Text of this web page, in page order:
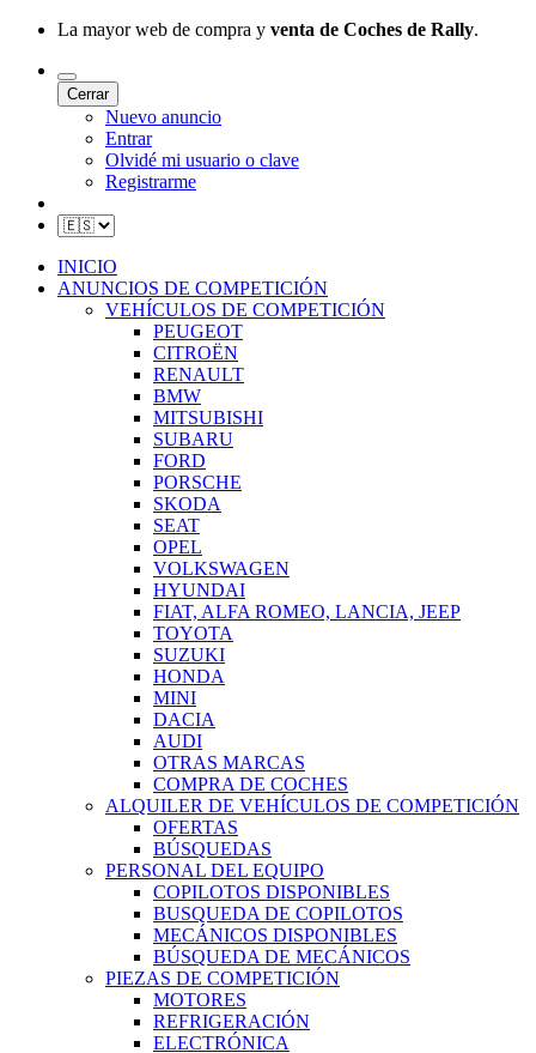
La mayor web de compra y venta de Coches de Rally.
Cerrar
Nuevo anuncio
Entrar
Olvidé mi usuario o clave
Registrarme
INICIO
ANUNCIOS DE COMPETICIÓN
VEHÍCULOS DE COMPETICIÓN
PEUGEOT
CITROËN
RENAULT
BMW
MITSUBISHI
SUBARU
FORD
PORSCHE
SKODA
SEAT
OPEL
VOLKSWAGEN
HYUNDAI
FIAT, ALFA ROMEO, LANCIA, JEEP
TOYOTA
SUZUKI
HONDA
MINI
DACIA
AUDI
OTRAS MARCAS
COMPRA DE COCHES
ALQUILER DE VEHÍCULOS DE COMPETICIÓN
OFERTAS
BÚSQUEDAS
PERSONAL DEL EQUIPO
COPILOTOS DISPONIBLES
BUSQUEDA DE COPILOTOS
MECÁNICOS DISPONIBLES
BÚSQUEDA DE MECÁNICOS
PIEZAS DE COMPETICIÓN
MOTORES
REFRIGERACIÓN
ELECTRÓNICA